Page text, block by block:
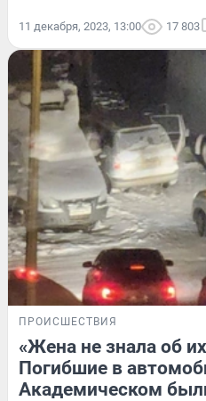
11 декабря, 2023, 13:00 17 803
ПРОИСШЕСТВИЯ
«Жена не знала об
Погибшие в
Академическом